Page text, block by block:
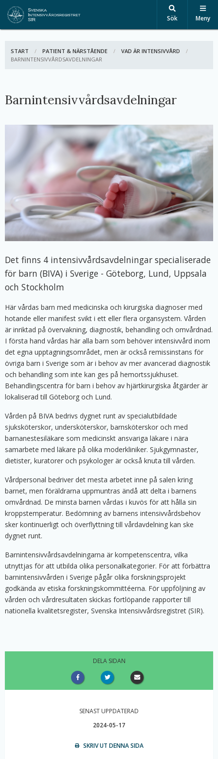
Sök Meny
START PATIENT & NÄRSTÅENDE
VAD ÄR INTENSIVVÅRD
AKTIV:
BARNINTENSIVVÅRDSAVDELNINGAR
Barnintensivvårdsavdelningar
Det finns 4 intensivvårdsavdelningar specialiserade
för barn (BIVA) i Sverige - Göteborg, Lund, Uppsala
och Stockholm
Här vårdas barn med medicinska och kirurgiska diagnoser med
hotande eller manifest svikt i ett eller flera organsystem. Vården
är inriktad på övervakning, diagnostik, behandling och omvårdnad.
I första hand vårdas här alla barn som behöver intensivvård inom
det egna upptagningsområdet, men är också remissinstans för
övriga barn i Sverige som är i behov av mer avancerad diagnostik
och behandling som inte kan ges på hemortssjukhuset.
Behandlingscentra för barn i behov av hjärtkirurgiska åtgärder är
lokaliserad till Göteborg och Lund.
Vården på BIVA bedrivs dygnet runt av specialutbildade
sjuksköterskor, undersköterskor, barnsköterskor och med
barnanestesiläkare som medicinskt ansvariga läkare i nära
samarbete med läkare på olika moderkliniker. Sjukgymnaster,
dietister, kuratorer och psykologer är också knuta till vården.
Vårdpersonal bedriver det mesta arbetet inne på salen kring
barnet, men föräldrarna uppmuntras ändå att delta i barnens
omvårdnad. De minsta barnen vårdas i kuvös för att hålla sin
kroppstemperatur. Bedömning av barnens intensivvårdsbehov
sker kontinuerligt och överflyttning till vårdavdelning kan ske
dygnet runt.
Barnintensivvårdsavdelningarna är kompetenscentra, vilka
utnyttjas för att utbilda olika personalkategorier. För att förbättra
barnintensivvården i Sverige pågår olika forskningsprojekt
godkända av etiska forskningskommittéerna. För uppföljning av
vården och vårdresultaten skickas fortlöpande rapporter till
nationella kvalitetsregister, Svenska Intensivvårdsregistret (SIR).
DELA SIDAN
SENAST UPPDATERAD
2024-05-17
SKRIV UT DENNA SIDA